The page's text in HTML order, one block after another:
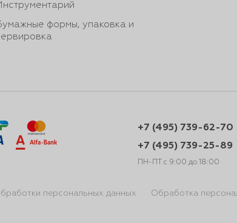
формы, упаковка и
+7 (495) 739-62-70
+7 (495) 739-25-89
ПН-ПТ с 9:00 до 18:00
персональных данных Обработка